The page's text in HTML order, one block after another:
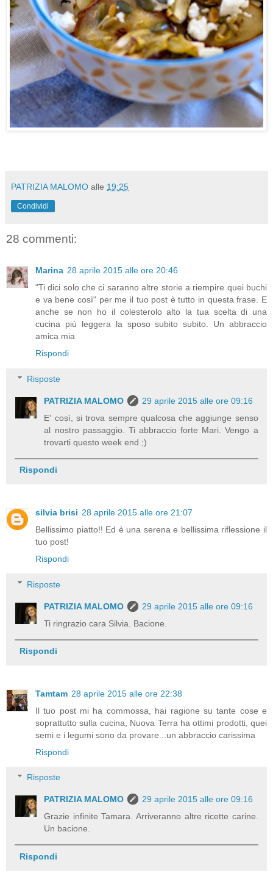
PATRIZIA MALOMO alle 19:25
Condividi
28 commenti:
Marina 28 aprile 2015 alle ore 20:46
"Ti dici solo che ci saranno altre storie a riempire quei buchi
e va bene così" per me il tuo post è tutto in questa frase. E
anche se non ho il colesterolo alto la tua scelta di una
cucina più leggera la sposo subito subito. Un abbraccio
amica mia
Rispondi
Risposte
PATRIZIA MALOMO
29 aprile 2015 alle ore 09:16
E' così, si trova sempre qualcosa che aggiunge senso
al nostro passaggio. Ti abbraccio forte Mari. Vengo a
trovarti questo week end ;)
Rispondi
silvia brisi 28 aprile 2015 alle ore 21:07
Bellissimo piatto!! Ed è una serena e bellissima riflessione il
tuo post!
Rispondi
Risposte
PATRIZIA MALOMO
29 aprile 2015 alle ore 09:16
Ti ringrazio cara Silvia. Bacione.
Rispondi
Tamtam 28 aprile 2015 alle ore 22:38
Il tuo post mi ha commossa, hai ragione su tante cose e
soprattutto sulla cucina, Nuova Terra ha ottimi prodotti, quei
semi e i legumi sono da provare...un abbraccio carissima
Rispondi
Risposte
PATRIZIA MALOMO
29 aprile 2015 alle ore 09:16
Grazie infinite Tamara. Arriveranno altre ricette carine.
Un bacione.
Rispondi